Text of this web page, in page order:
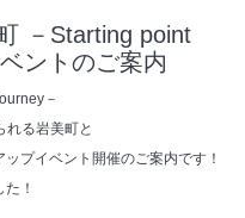
－Starting point
ントのご案内
－
れる岩美町と
プイベント開催のご案内です！
！